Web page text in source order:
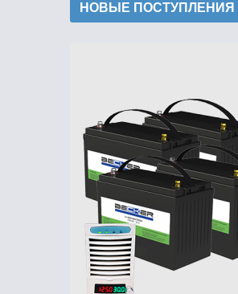
НОВЫЕ ПОСТУПЛЕНИЯ